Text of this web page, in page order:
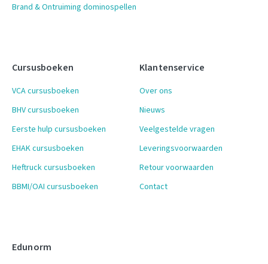
Brand & Ontruiming dominospellen
Cursusboeken
VCA cursusboeken
BHV cursusboeken
Eerste hulp cursusboeken
EHAK cursusboeken
Heftruck cursusboeken
BBMI/OAI cursusboeken
Klantenservice
Over ons
Nieuws
Veelgestelde vragen
Leveringsvoorwaarden
Retour voorwaarden
Contact
Edunorm